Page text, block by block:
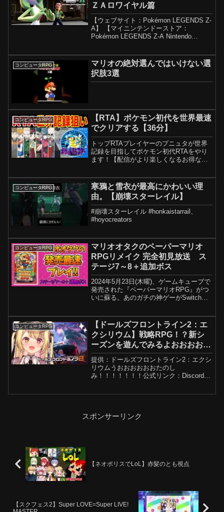
ＺＡロワイヤル篇
【ウェブサイト：Pokémon LEGENDS Z-
A】 【マイニンテンドーストア：
Pokémon LEGENDS Z-A Nintendo
コンピュータRPG
マリオの絶対選んではいけない選
択肢3選
コンピュータRPG
【RTA】ポケモン初代を世界最速
でクリアする【36分】
トップRTAプレイヤーのプニュタが世界
記録を目指してポケモン初代RTAをやり
ます！【配信がより楽しくなるお得なメ
カ版4倍速(世界記録)：ポケモン金版4倍
速(世界記...
コンピュータRPG
寒鴉と雪衣が最高にかわいい理
由。【崩壊スターレイル】
#崩壊スターレイル #honkaistarrail、
#hoyocreators
コンピュータRPG
マリオオタクのペーパーマリオ
RPGリメイク 完全初見放送 ス
テージ7～8＋追加ボス
2024年5月23日(木曜)、ゲームキューブで
発売された『ペーパーマリオRPG』がつ
いに蘇る。あのガチの神ゲーがSwitchで
ゲームの中でもトップクラスに愛したゲ
ームです...
コンピュータRPG
【ドールズフロントライン2：エ
クシリウム】戦略RPG！？新シ
ーズンを遊んでみるよおおおお
お！【星川サラ/にじさんじ】
提供：ドールズフロントライン2：エクシ
リウムうおおおおおおたのし
み！！！！！！！公式リンク：Discord：
スポンサーリンク
【ネオポリスでLoL】赤髪のとも視点
【スクフェス2】Super LOVE=Super LIVE!